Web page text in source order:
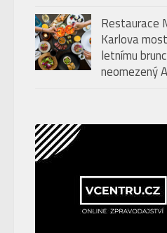
Restaurace
Karlova
letnímu
neomezený